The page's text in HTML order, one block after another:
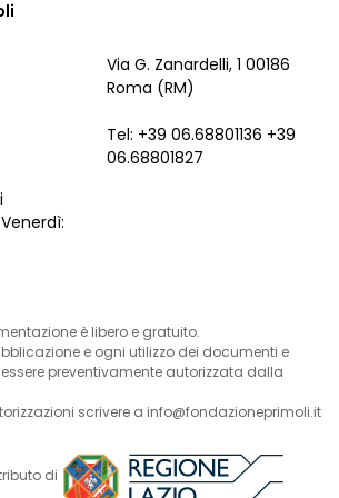
Via G. Zanardelli, 1 00186
Roma (RM)
Tel: +39 06.68801136 +39
06.68801827
è libero e gratuito.
e ogni utilizzo dei documenti e
preventivamente autorizzata dalla
scrivere a info@fondazioneprimoli.it
di